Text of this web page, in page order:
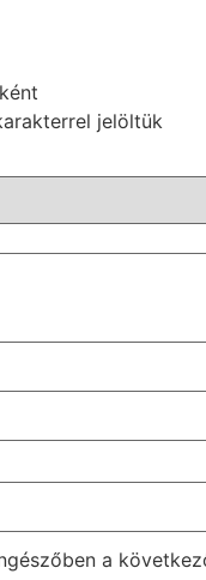
jelöltük
a